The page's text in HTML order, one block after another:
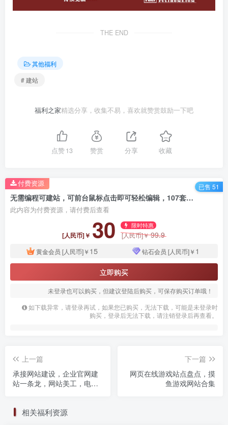
THE END
其他福利
# 建站
福利之家精选分享，收集不易，喜欢就赞赏鼓励一下吧
点赞13 赞赏 分享 收藏
无需编程可建站，可前台鼠标点击即可轻松编辑，107套各行业建站模板总有一款适合您
此内容为付费资源，请付费后查看
[人民币]￥ 30 限时特惠
[人民币]￥99.9
黄金会员 [人民币]￥ 15 钻石会员 [人民币]￥ 1
立即购买
未登录也可以购买，但建议登陆后购买，可保存购买订单哦！
如下载异常，请登录再试，如果您已购买，无法下载，可能是未登录时
购买，登录后无法下载，请注销登录后再查看。
付费资源 已售 51
上一篇
承接网站建设，企业官网建
站一条龙，网站美工，电商
下一篇
网页在线游戏站点盘点，摸
鱼游戏网站合集
相关福利资源